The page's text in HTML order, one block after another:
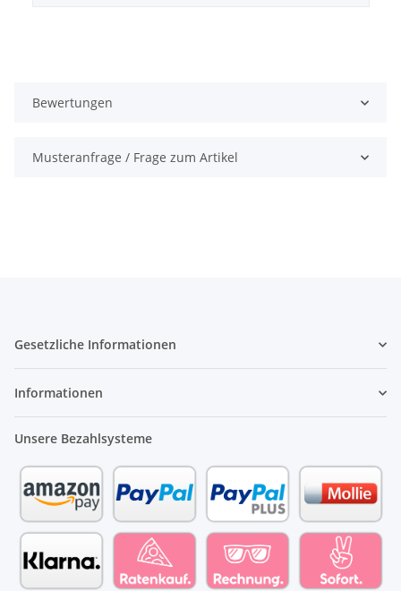
Bewertungen
Musteranfrage / Frage zum Artikel
Gesetzliche Informationen
Informationen
Unsere Bezahlsysteme